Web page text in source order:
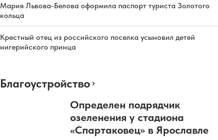
Мария Львова-Белова оформила паспорт туриста Золотого
кольца
Крестный отец из российского поселка усыновил детей
нигерийского принца
Благоустройство
Определен подрядчик
озеленения у стадиона
«Спартаковец» в Ярославле